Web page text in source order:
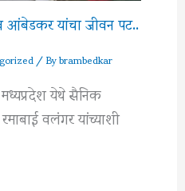
आंबेडकर यांचा जीवन पट..
/ Bybrambedkar
येथे सैनिक
वलंगर यांच्याशी